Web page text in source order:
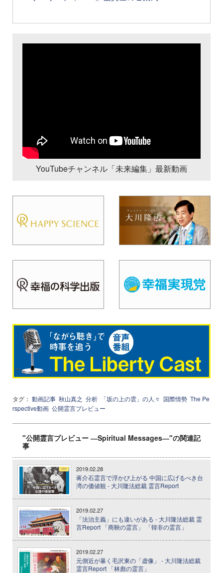
YouTubeチャンネル「未来編集」最新動画
タグ： 動画記事 秋山真之 分析 「坂の上の雲」の人々 国際情勢 The Pe
rspective動画 公開霊言プレビュー
"公開霊言プレビュー ―Spiritual Messages―"の関連記
事
2019.02.28
蒋介石霊言で浮かび上がる 中国に広げるべき台
湾の価値観 - 大川隆法総裁 霊言Report
2019.02.27
「法治主義」にも違いがある - 大川隆法総裁 霊
言Report 「商鞅の霊言」 「韓非の霊言」
2019.02.27
元側近が暴く毛沢東の「虚像」 - 大川隆法総裁
霊言Report 「林彪の霊言」